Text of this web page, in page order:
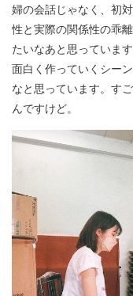
婦の会話じゃなく、初
性と実際の関係性の乖
たいなあと思っていま
面白く作っていくシー
なと思っています。す
んですけど。